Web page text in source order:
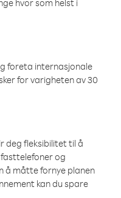
hvor som helst i
foreta internasjonale
for varigheten av 30
deg fleksibilitet til å
og
å måtte fornye planen
kan du spare